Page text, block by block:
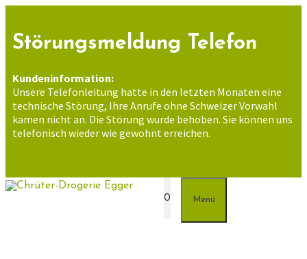
springen
Störungsmeldung Telefon
Kundeninformation:
Unsere Telefonleitung hatte in den letzten Monaten eine
technische Störung, Ihre Anrufe ohne Schweizer Vorwahl
kamen nicht an. Die Störung wurde behoben. Sie können uns
telefonisch wieder wie gewohnt erreichen.
0 Menü